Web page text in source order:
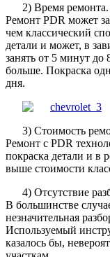
2) Время ремонта.
Ремонт PDR может
чем классический
детали и может, в
занять от 5 минут до
больше. Покраска
дня.
3) Стоимость
Ремонт с PDR
покраска детали и в
выше стоимости
4) Отсутствие
В большинстве
незначительная
Используемый
казалось бы,